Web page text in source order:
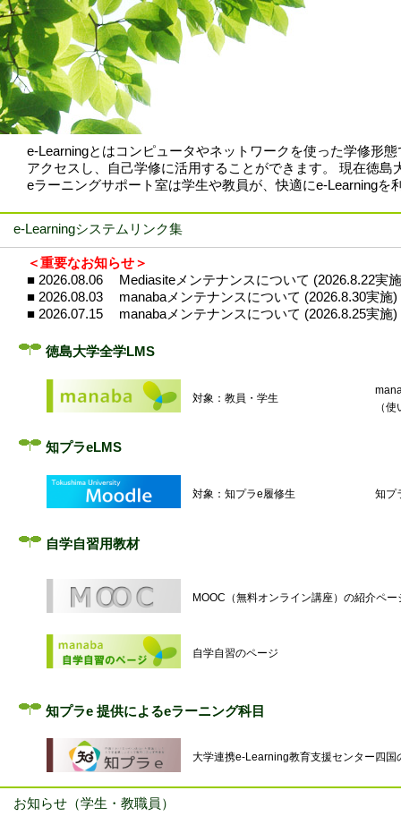
e-Learningとはコンピュータやネットワークを使った学修形
アクセスし、自己学修に活用することができます。 現在徳
eラーニングサポート室は学生や教員が、快適にe-Learningを
e-Learningシステムリンク集
＜重要なお知らせ＞
■ 2026.08.06
Mediasiteメンテナンスについて (2026.8.22実
■ 2026.08.03
manabaメンテナンスについて (2026.8.30実施)
■ 2026.07.15 manabaメンテナンスについて (2026.8.25実施)
徳島大学全学LMS
対象：教員・学生
（
知プラeLMS
対象：知プラe履修生 知プ
自学自習用教材
MOOC（無料オンライン講座）の紹介ペー
自学自習のページ
知プラe 提供によるeラーニング科目
大学連携e-Learning教育支援センター四国
お知らせ（学生・教職員）